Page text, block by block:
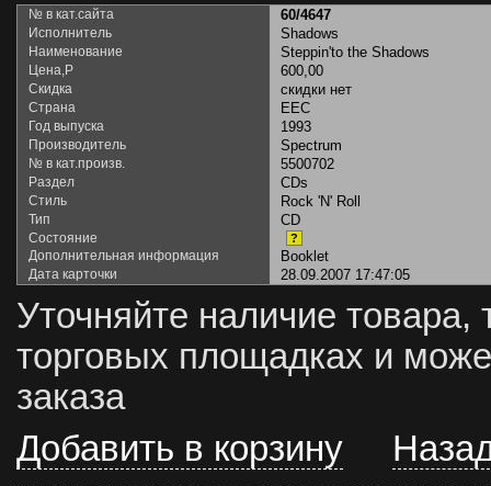
№ в кат.сайта 60/4647
Исполнитель Shadows
Наименование Steppin'to the Shadows
Цена,Р 600,00
Скидка скидки нет
Страна EEC
Год выпуска 1993
Производитель Spectrum
№ в кат.произв. 5500702
Раздел CDs
Стиль Rock 'N' Roll
Тип CD
Состояние ?
Дополнительная информация Booklet
Дата карточки 28.09.2007 17:47:05
Уточняйте наличие товара,
торговых площадках и
заказа
Добавить в корзину